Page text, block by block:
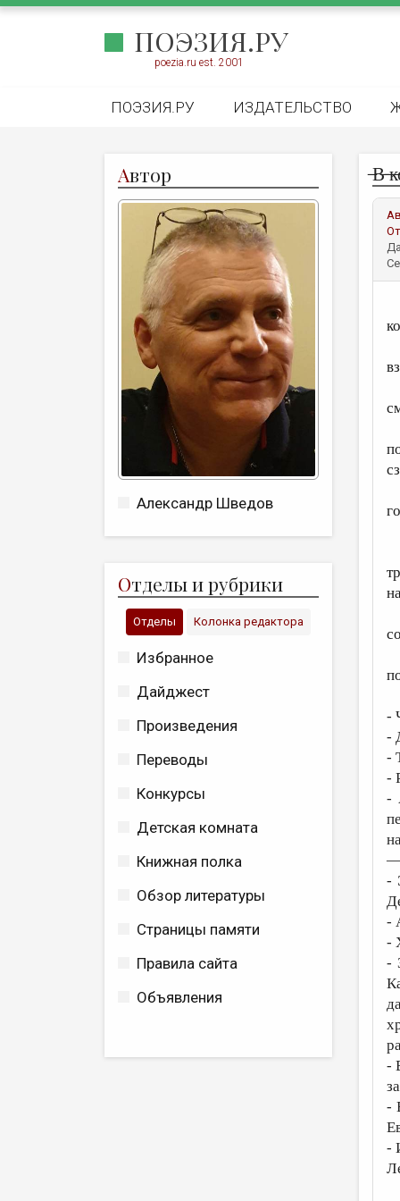
ПОЭЗИЯ.РУ
poezia.ru est. 2001
ПОЭЗИЯ.РУ ИЗДАТЕЛЬСТВО
Автор
Александр Шведов
Отделы и рубрики
Отделы Колонка редактора
Избранное
Дайджест
Произведения
Переводы
Конкурсы
Детская комната
Книжная полка
Обзор литературы
Страницы памяти
Правила сайта
Объявления
̶В̶
-
-
-
-
-
-
-
-
-
-
-
-